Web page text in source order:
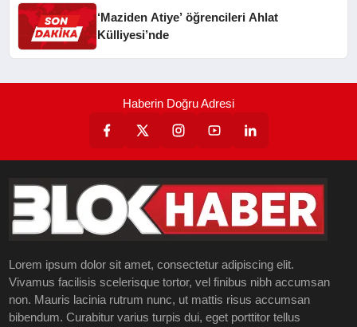
‘Maziden Atiye’ öğrencileri Ahlat
Külliyesi’nde
Haberin Doğru Adresi
Lorem ipsum dolor sit amet, consectetur adipiscing elit.
Vivamus facilisis scelerisque tortor, vel finibus nibh accumsan
non. Mauris lacinia rutrum nunc, ut mattis risus accumsan
bibendum. Curabitur varius turpis dui, eget porttitor tellus